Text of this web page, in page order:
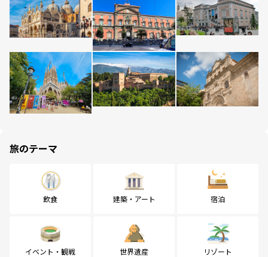
旅のテーマ
飲食 建築・アート 宿泊
イベント・観戦 世界遺産 リゾート